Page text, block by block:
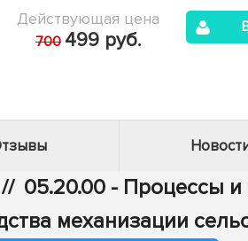
Действующая цена
700 499 руб.
// 05.20.00 - Процессы
механизации